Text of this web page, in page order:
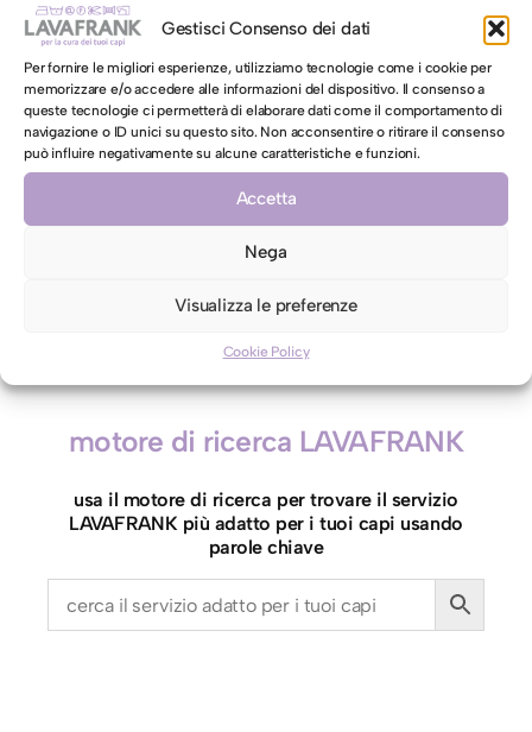
Gestisci Consenso dei dati
Per fornire le migliori esperienze, utilizziamo tecnologie come i cookie per
memorizzare e/o accedere alle informazioni del dispositivo. Il consenso a
queste tecnologie ci permetterà di elaborare dati come il comportamento di
navigazione o ID unici su questo sito. Non acconsentire o ritirare il consenso
può influire negativamente su alcune caratteristiche e funzioni.
Accetta
Nega
Visualizza le preferenze
Cookie Policy
AUTORIZZAZIONE AL LAVAGGIO CON ACQUA PER CAPI
CONTRO ETICHETTA INDICANTI LAVAGGIO A SECCO
Autorizzo il lavaggio con acqua per il mio capo
contro etichetta indicante lavaggio a secco
z
i
g
Aggiungi al carrello
motore di ricerca LAVAFRANK
usa il motore di ricerca per trovare il servizio
LAVAFRANK più adatto per i tuoi capi usando
parole chiave